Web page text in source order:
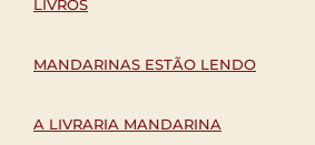
LIVROS
MANDARINAS ESTÃO LENDO
A LIVRARIA MANDARINA